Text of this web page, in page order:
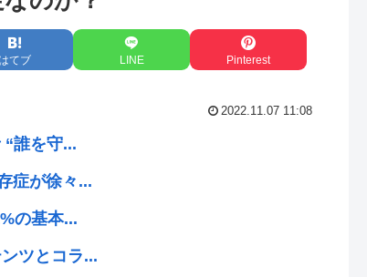
てブ LINE Pinterest
2022.11.07 11:08
“誰を守...
症が徐々...
の基本...
ツとコラ...